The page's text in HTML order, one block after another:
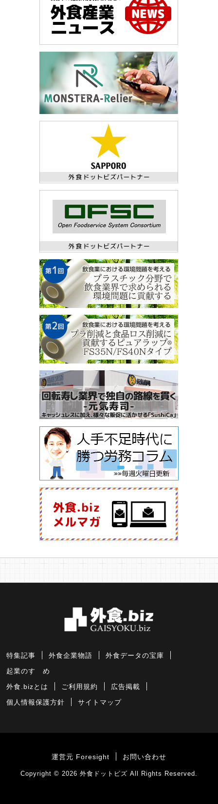
特集記事 外食企業物語 外食データの宝庫
起業のすゝめ
外食.bizとは ご利用規約 広告掲載
個人情報保護方針 サイトマップ
運営元 Foresight お問い合わせ
Copyright © 2026 外食ドットビズ All Rights Reserved.